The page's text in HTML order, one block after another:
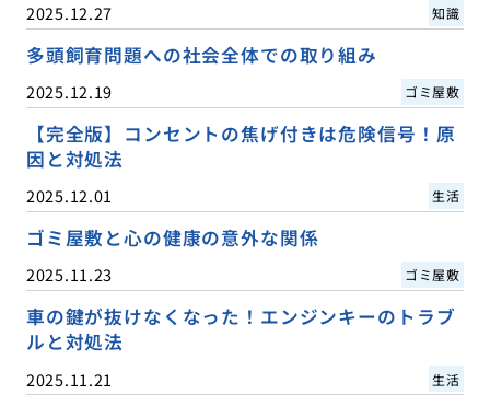
2025.12.27 知識
多頭飼育問題への社会全体での取り組み
2025.12.19 ゴミ屋敷
【完全版】コンセントの焦げ付きは危険信号！原
因と対処法
2025.12.01 生活
ゴミ屋敷と心の健康の意外な関係
2025.11.23 ゴミ屋敷
車の鍵が抜けなくなった！エンジンキーのトラブ
ルと対処法
2025.11.21 生活